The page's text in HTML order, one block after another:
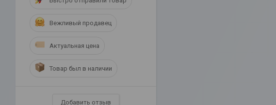
Вежливый продавец
Актуальная цена
Товар был в наличии
Добавить отзыв